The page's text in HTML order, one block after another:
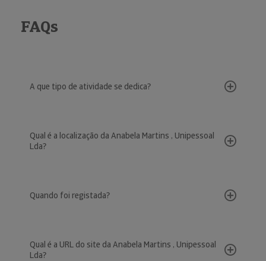
FAQs
A que tipo de atividade se dedica?
Qual é a localização da Anabela Martins , Unipessoal
Lda?
Quando foi registada?
Qual é a URL do site da Anabela Martins , Unipessoal
Lda?